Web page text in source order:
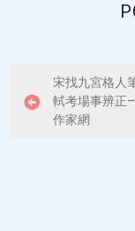
o
宋找九宮格人
軾考場事辨正
作家網